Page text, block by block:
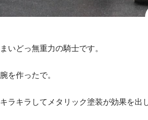
まいどっ無重力の騎士です。
腕を作ったで。
キラキラしてメタリック塗装が効果を出